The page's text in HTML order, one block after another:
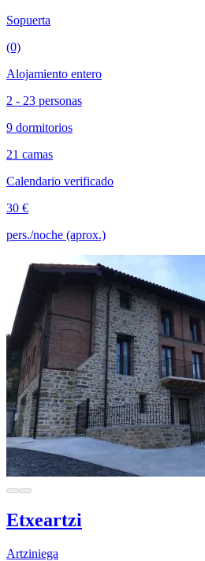
Sopuerta
(0)
Alojamiento entero
2 - 23 personas
9 dormitorios
21 camas
Calendario verificado
30 €
pers./noche (aprox.)
Etxeartzi
Artziniega